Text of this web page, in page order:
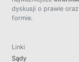
dyskusji o prawie oraz
formie.
Linki
Sądy